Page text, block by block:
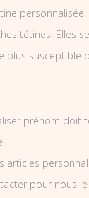
personnalisée.
tétines. Elles
plus susceptible
prénom doit
pour nous